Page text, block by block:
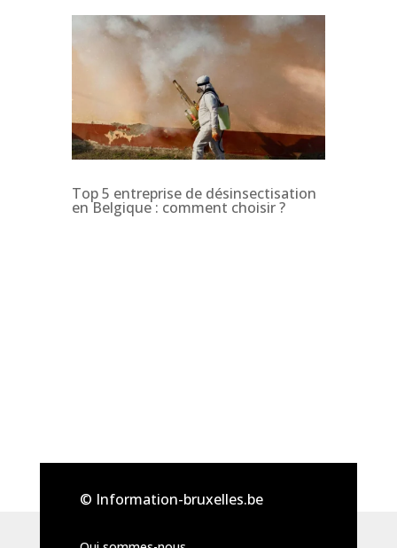
Top 5 entreprise de désinsectisation
en Belgique : comment choisir ?
© Information-bruxelles.be